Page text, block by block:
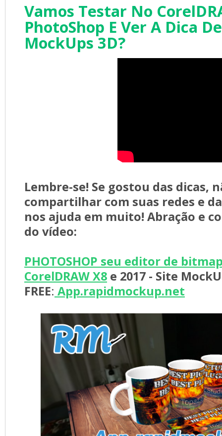
Vamos Testar No
PhotoShop E Ver A Dica
MockUps 3D?
Lembre-se! Se gostou das dicas,
compartilhar com suas redes e
nos ajuda em muito! Abração e
do vídeo:
PHOTOSHOP seu editor de
CorelDRAW X8 e 2017 - Site
FREE: App.rapidmockup.net